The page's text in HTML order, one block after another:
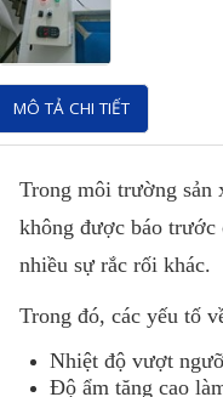
MÔ TẢ CHI TIẾT
Trong môi trường sản
không được báo trước
nhiều sự rắc rối khác.
Trong đó, các yếu tố
Nhiệt độ vượt
Độ ẩm tăng cao